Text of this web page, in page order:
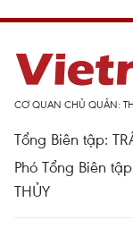
CƠ QUAN CHỦ QUẢN:
Tổng Biên tập:
Phó Tổng Biên
THỦY